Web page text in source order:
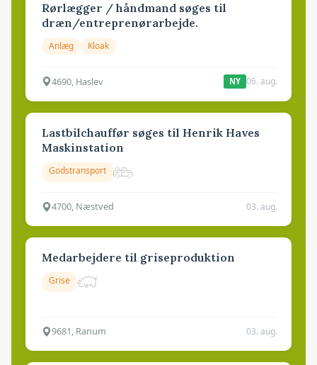
Rørlægger / håndmand søges til
dræn/entreprenørarbejde.
Anlæg Kloak
4690, Haslev NY 06. aug.
Lastbilchauffør søges til Henrik Haves
Maskinstation
Godstransport
4700, Næstved 03. aug.
Medarbejdere til griseproduktion
Grise
9681, Ranum 03. aug.